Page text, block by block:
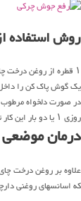
روش استفاده
۱ قطره از روغن درخت چای را با ۱ قاشق غذاخوری روغن حامل ترکیب کنید.
یک گوش پاک کن را
در صورت دلخواه
روزی ۱ یا دو بار این کار تکرار کنید.
درمان موضعی
علاوه بر روغن درخت
که اسانسهای روغنی